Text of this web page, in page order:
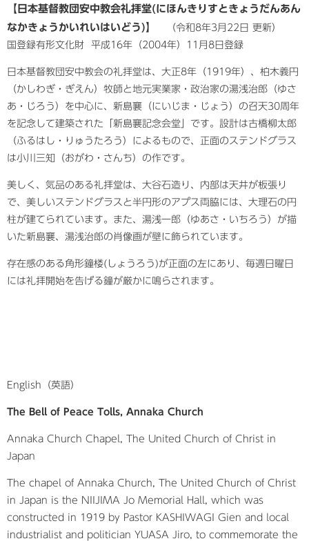
【日本基督教団安中教会礼拝堂(にほんきりすときょうだんあん
なかきょうかいれいはいどう)】
（令和8年3月22日 更新）​
国登録有形文化財 平成16年（2004年）11月8日登録​
日本基督教団安中教会の礼拝堂は、大正8年（1919年）、柏木義円
（かしわぎ・ぎえん）牧師と地元実業家・政治家の湯浅治郎（ゆさ
あ・じろう）を中心に、新島襄（にいじま・じょう）の召天30周年
を記念して建築された「新島襄記念会堂」です。設計は古橋柳太郎
（ふるはし・りゅうたろう）によるもので、正面のステンドグラス
は小川三知（おがわ・さんち）の作です。
美しく、気品のある礼拝堂は、大谷石造り、内部は天井が板張り
で、美しいステンドグラスと半円形のアプス両脇には、大理石の円
柱が建てられています。また、湯浅一郎（ゆあさ・いちろう）が描
いた新島襄、湯浅治郎の肖像画が壁に飾られています。
存在感のある角形鐘楼(しょうろう)が正面の左にあり、毎週日曜日
には礼拝開始を告げる鐘が厳かに鳴らされます。​
English（英語）
The Bell of Peace Tolls, Annaka Church
Annaka Church Chapel, The United Church of Christ in
Japan​
The chapel of Annaka Church, The United Church of Christ
in Japan is the NIIJIMA Jo Memorial Hall, which was
constructed in 1919 by Pastor KASHIWAGI Gien and local
industrialist and politician YUASA Jiro, to commemorate the